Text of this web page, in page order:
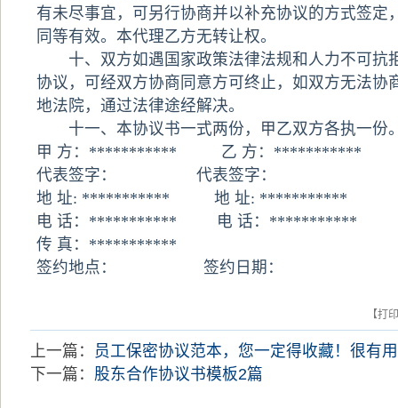
有未尽事宜，可另行协商并以补充协议的方式签定
同等有效。本代理乙方无转让权。
十、双方如遇国家政策法律法规和人力不可抗
协议，可经双方协商同意方可终止，如双方无法协
地法院，通过法律途经解决。
十一、本协议书一式两份，甲乙双方各执一份
甲 方：*********** 乙 方：***********
代表签字： 代表签字：
地 址: *********** 地 址: ***********
电 话：*********** 电 话：***********
传 真：***********
签约地点： 签约日期：
【打
上一篇： 员工保密协议范本，您一定得收藏！很有
下一篇： 股东合作协议书模板2篇